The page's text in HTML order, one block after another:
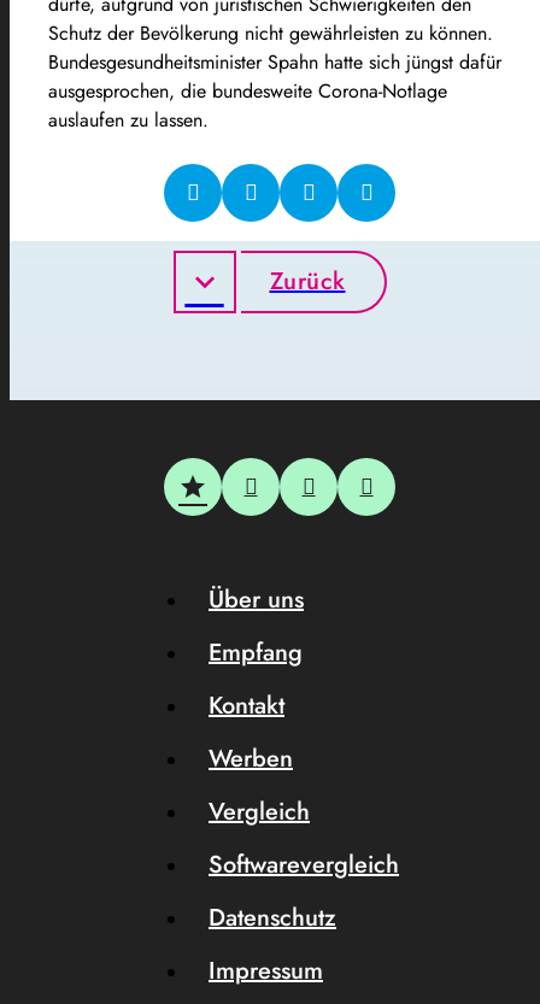
Schutz der Bevölkerung nicht gewährleisten zu können.
Bundesgesundheitsminister Spahn hatte sich jüngst dafür
ausgesprochen, die bundesweite Corona-Notlage
auslaufen zu lassen.
Zurück
Über uns
Empfang
Kontakt
Werben
Vergleich
Softwarevergleich
Datenschutz
Impressum